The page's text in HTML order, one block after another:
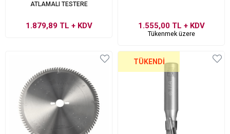
ATLAMALI TESTERE
1.879,89 TL + KDV 1.555,00 TL + KDV
Tükenmek üzere
TÜKENDI